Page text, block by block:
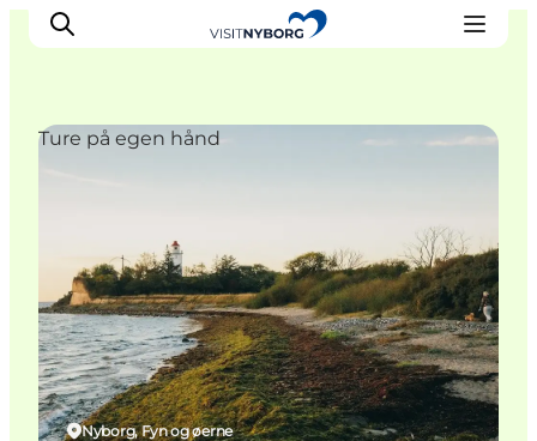
Det sker i Nyborg
Sprogø
Planlæg din tur
Book & køb
Nyborg, Fyn og øerne
Ture på egen hånd